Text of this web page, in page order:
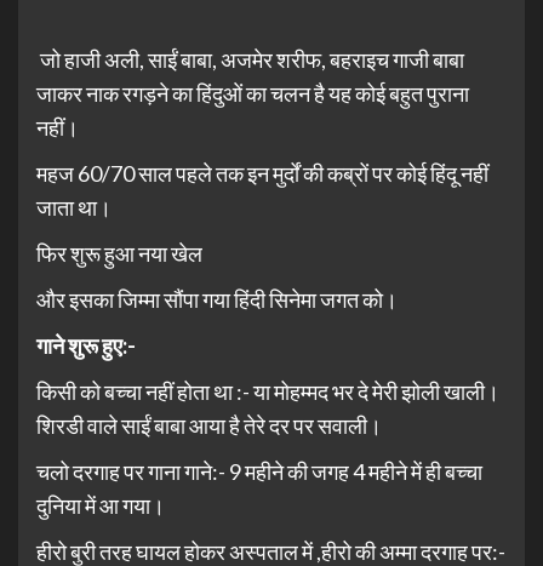
जो हाजी अली, साईं बाबा, अजमेर शरीफ, बहराइच गाजी बाबा
जाकर नाक रगड़ने का हिंदुओं का चलन है यह कोई बहुत पुराना
नहीं।
महज 60/70 साल पहले तक इन मुर्दों की कब्रों पर कोई हिंदू नहीं
जाता था।
फिर शुरू हुआ नया खेल
और इसका जिम्मा सौंपा गया हिंदी सिनेमा जगत को।
गाने शुरू हुए:-
किसी को बच्चा नहीं होता था :- या मोहम्मद भर दे मेरी झोली खाली।
शिरडी वाले साईं बाबा आया है तेरे दर पर सवाली।
चलो दरगाह पर गाना गाने:- 9 महीने की जगह 4 महीने में ही बच्चा
दुनिया में आ गया।
हीरो बुरी तरह घायल होकर अस्पताल में ,हीरो की अम्मा दरगाह पर:-